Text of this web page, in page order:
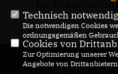
für Brandenburg
Homepage des CDU
Technisch
Die notwendigen Cookies
ordnungsgemäßen
Cookies von
Zur Optimierung unserer
Angebote von